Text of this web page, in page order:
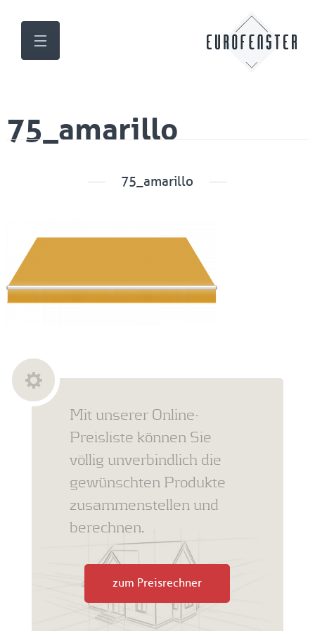
75_amarillo
75_amarillo
Mit unserer Online-
Preisliste können Sie
völlig unverbindlich die
gewünschten Produkte
zusammenstellen und
berechnen.
zum Preisrechner